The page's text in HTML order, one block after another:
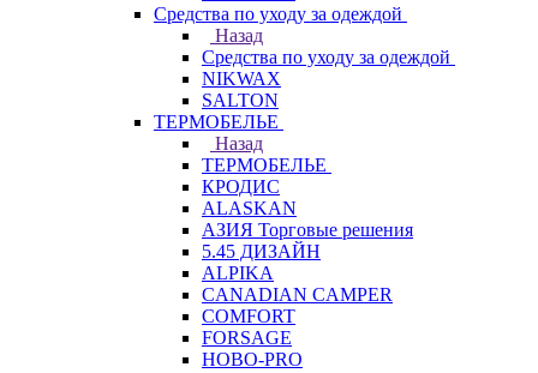
Средства по уходу за одеждой
Назад
Средства по уходу за одеждой
NIKWAX
SALTON
ТЕРМОБЕЛЬЕ
Назад
ТЕРМОБЕЛЬЕ
КРОДИС
ALASKAN
АЗИЯ Торговые решения
5.45 ДИЗАЙН
ALPIKA
CANADIAN CAMPER
COMFORT
FORSAGE
HOBO-PRO